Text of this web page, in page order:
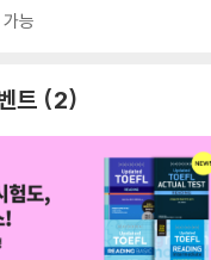
능
트 2